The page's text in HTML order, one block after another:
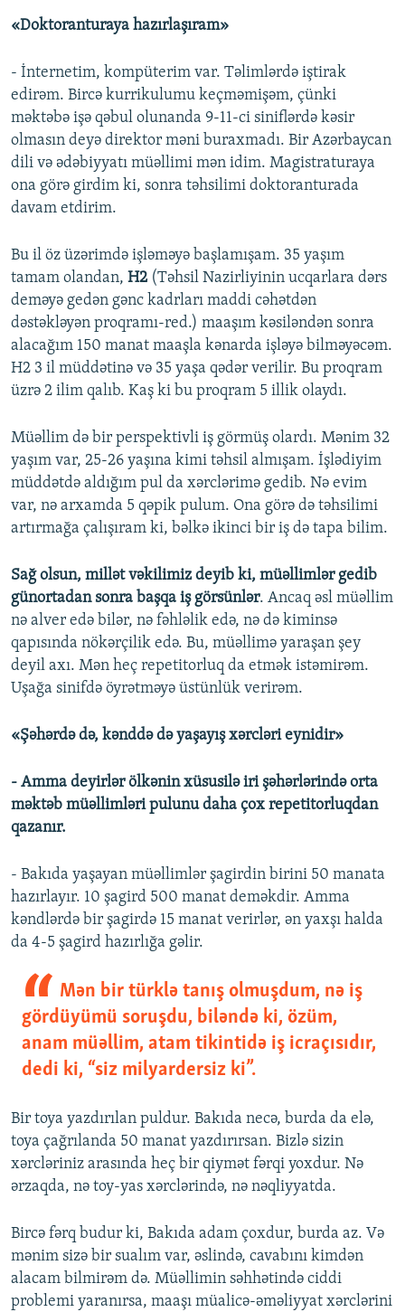
«Doktoranturaya hazırlaşıram»
- İnternetim, kompüterim var. Təlimlərdə iştirak
edirəm. Bircə kurrikulumu keçməmişəm, çünki
məktəbə işə qəbul olunanda 9-11-ci siniflərdə kəsir
olmasın deyə direktor məni buraxmadı. Bir Azərbaycan
dili və ədəbiyyatı müəllimi mən idim. Magistraturaya
ona görə girdim ki, sonra təhsilimi doktoranturada
davam etdirim.
Bu il öz üzərimdə işləməyə başlamışam. 35 yaşım
tamam olandan, H2 (Təhsil Nazirliyinin ucqarlara dərs
deməyə gedən gənc kadrları maddi cəhətdən
dəstəkləyən proqramı-red.) maaşım kəsiləndən sonra
alacağım 150 manat maaşla kənarda işləyə bilməyəcəm.
H2 3 il müddətinə və 35 yaşa qədər verilir. Bu proqram
üzrə 2 ilim qalıb. Kaş ki bu proqram 5 illik olaydı.
Müəllim də bir perspektivli iş görmüş olardı. Mənim 32
yaşım var, 25-26 yaşına kimi təhsil almışam. İşlədiyim
müddətdə aldığım pul da xərclərimə gedib. Nə evim
var, nə arxamda 5 qəpik pulum. Ona görə də təhsilimi
artırmağa çalışıram ki, bəlkə ikinci bir iş də tapa bilim.
Sağ olsun, millət vəkilimiz deyib ki, müəllimlər gedib
günortadan sonra başqa iş görsünlər. Ancaq əsl müəllim
nə alver edə bilər, nə fəhləlik edə, nə də kiminsə
qapısında nökərçilik edə. Bu, müəllimə yaraşan şey
deyil axı. Mən heç repetitorluq da etmək istəmirəm.
Uşağa sinifdə öyrətməyə üstünlük verirəm.
«Şəhərdə də, kənddə də yaşayış xərcləri eynidir»
- Amma deyirlər ölkənin xüsusilə iri şəhərlərində orta
məktəb müəllimləri pulunu daha çox repetitorluqdan
qazanır.
- Bakıda yaşayan müəllimlər şagirdin birini 50 manata
hazırlayır. 10 şagird 500 manat deməkdir. Amma
kəndlərdə bir şagirdə 15 manat verirlər, ən yaxşı halda
da 4-5 şagird hazırlığa gəlir.
Mən bir türklə tanış olmuşdum, nə iş
gördüyümü soruşdu, biləndə ki, özüm,
anam müəllim, atam tikintidə iş icraçısıdır,
dedi ki, “siz milyardersiz ki”.
Bir toya yazdırılan puldur. Bakıda necə, burda da elə,
toya çağrılanda 50 manat yazdırırsan. Bizlə sizin
xərcləriniz arasında heç bir qiymət fərqi yoxdur. Nə
ərzaqda, nə toy-yas xərclərində, nə nəqliyyatda.
Bircə fərq budur ki, Bakıda adam çoxdur, burda az. Və
mənim sizə bir sualım var, əslində, cavabını kimdən
alacam bilmirəm də. Müəllimin səhhətində ciddi
problemi yaranırsa, maaşı müalicə-əməliyyat xərclərini